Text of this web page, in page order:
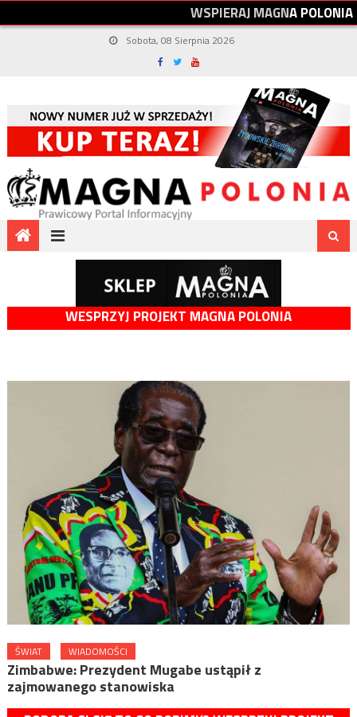
WSPIERAJMAGNAPOLONIA
Sobota, 08 Sierpnia 2026
WESPRZYJ PROJEKT MAGNA POLONIA
ŚWIAT WIADOMOŚCI
Zimbabwe: Prezydent Mugabe ustąpił z
zajmowanego stanowiska